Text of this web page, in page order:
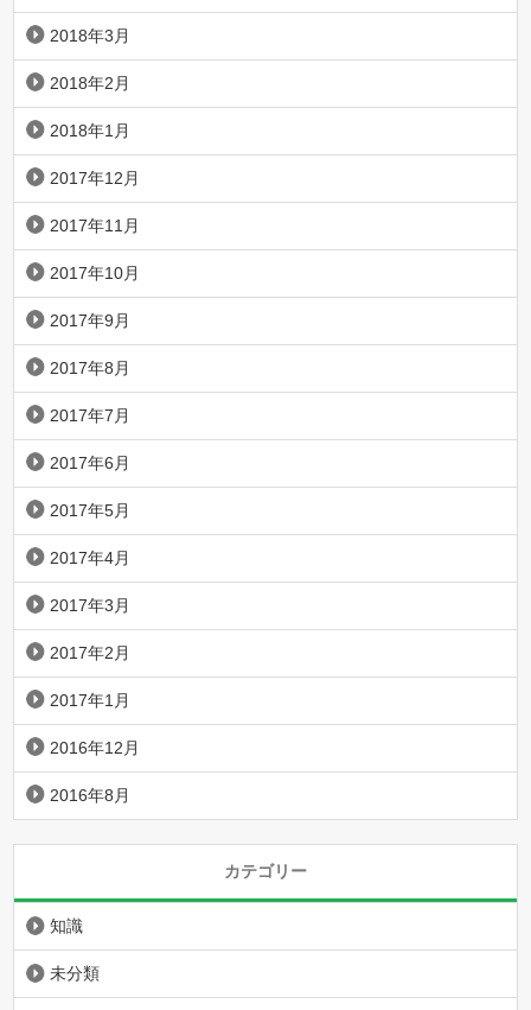
2018年3月
2018年2月
2018年1月
2017年12月
2017年11月
2017年10月
2017年9月
2017年8月
2017年7月
2017年6月
2017年5月
2017年4月
2017年3月
2017年2月
2017年1月
2016年12月
2016年8月
カテゴリー
知識
未分類